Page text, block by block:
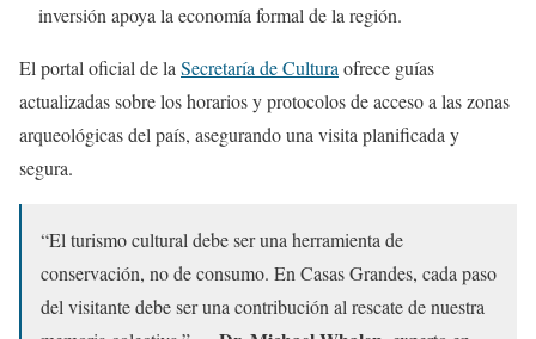
inversión apoya la economía formal de la región.
El portal oficial de la Secretaría de Cultura ofrece guías
actualizadas sobre los horarios y protocolos de acceso a las zonas
arqueológicas del país, asegurando una visita planificada y
segura.
“El turismo cultural debe ser una herramienta de
conservación, no de consumo. En Casas Grandes, cada paso
del visitante debe ser una contribución al rescate de nuestra